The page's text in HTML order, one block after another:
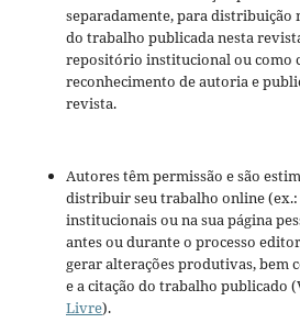
separadamente, para distribuição
do trabalho publicada nesta
repositório institucional ou como
reconhecimento de autoria e
revista.
Autores têm permissão e são
distribuir seu trabalho online
institucionais ou na sua página
antes ou durante o processo
gerar alterações produtivas, bem
e a citação do trabalho publicado
Livre).